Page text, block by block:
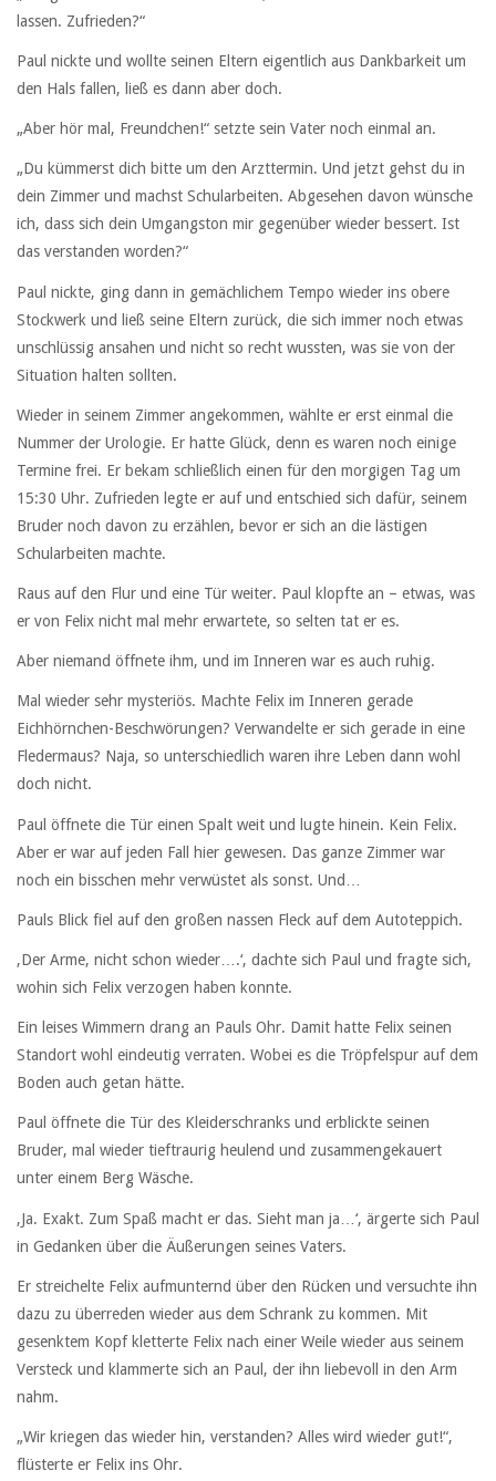
lassen. Zufrieden?“
Paul nickte und wollte seinen Eltern eigentlich aus Dankbarkeit um
den Hals fallen, ließ es dann aber doch.
„Aber hör mal, Freundchen!“ setzte sein Vater noch einmal an.
„Du kümmerst dich bitte um den Arzttermin. Und jetzt gehst du in
dein Zimmer und machst Schularbeiten. Abgesehen davon wünsche
ich, dass sich dein Umgangston mir gegenüber wieder bessert. Ist
das verstanden worden?“
Paul nickte, ging dann in gemächlichem Tempo wieder ins obere
Stockwerk und ließ seine Eltern zurück, die sich immer noch etwas
unschlüssig ansahen und nicht so recht wussten, was sie von der
Situation halten sollten.
Wieder in seinem Zimmer angekommen, wählte er erst einmal die
Nummer der Urologie. Er hatte Glück, denn es waren noch einige
Termine frei. Er bekam schließlich einen für den morgigen Tag um
15:30 Uhr. Zufrieden legte er auf und entschied sich dafür, seinem
Bruder noch davon zu erzählen, bevor er sich an die lästigen
Schularbeiten machte.
Raus auf den Flur und eine Tür weiter. Paul klopfte an – etwas, was
er von Felix nicht mal mehr erwartete, so selten tat er es.
Aber niemand öffnete ihm, und im Inneren war es auch ruhig.
Mal wieder sehr mysteriös. Machte Felix im Inneren gerade
Eichhörnchen-Beschwörungen? Verwandelte er sich gerade in eine
Fledermaus? Naja, so unterschiedlich waren ihre Leben dann wohl
doch nicht.
Paul öffnete die Tür einen Spalt weit und lugte hinein. Kein Felix.
Aber er war auf jeden Fall hier gewesen. Das ganze Zimmer war
noch ein bisschen mehr verwüstet als sonst. Und…
Pauls Blick fiel auf den großen nassen Fleck auf dem Autoteppich.
‚Der Arme, nicht schon wieder….‘, dachte sich Paul und fragte sich,
wohin sich Felix verzogen haben konnte.
Ein leises Wimmern drang an Pauls Ohr. Damit hatte Felix seinen
Standort wohl eindeutig verraten. Wobei es die Tröpfelspur auf dem
Boden auch getan hätte.
Paul öffnete die Tür des Kleiderschranks und erblickte seinen
Bruder, mal wieder tieftraurig heulend und zusammengekauert
unter einem Berg Wäsche.
‚Ja. Exakt. Zum Spaß macht er das. Sieht man ja…‘, ärgerte sich Paul
in Gedanken über die Äußerungen seines Vaters.
Er streichelte Felix aufmunternd über den Rücken und versuchte ihn
dazu zu überreden wieder aus dem Schrank zu kommen. Mit
gesenktem Kopf kletterte Felix nach einer Weile wieder aus seinem
Versteck und klammerte sich an Paul, der ihn liebevoll in den Arm
nahm.
„Wir kriegen das wieder hin, verstanden? Alles wird wieder gut!“,
flüsterte er Felix ins Ohr.